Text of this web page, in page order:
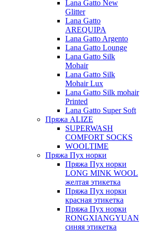
Lana Gatto New
Glitter
Lana Gatto
AREQUIPA
Lana Gatto Argento
Lana Gatto Lounge
Lana Gatto Silk
Mohair
Lana Gatto Silk
Mohair Lux
Lana Gatto Silk mohair
Printed
Lana Gatto Super Soft
Пряжа ALIZE
SUPERWASH
COMFORT SOCKS
WOOLTIME
Пряжа Пух норки
Пряжа Пух норки
LONG MINK WOOL
желтая этикетка
Пряжа Пух норки
красная этикетка
Пряжа Пух норки
RONGXIANGYUAN
синяя этикетка